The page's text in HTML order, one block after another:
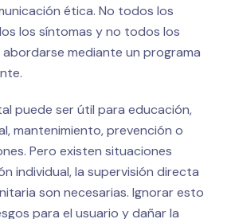
ética. No todos los
los síntomas y no todos los
mediante un programa
puede ser útil para educación,
mantenimiento, prevención o
Pero existen situaciones
individual, la supervisión directa
son necesarias. Ignorar esto
para el usuario y dañar la